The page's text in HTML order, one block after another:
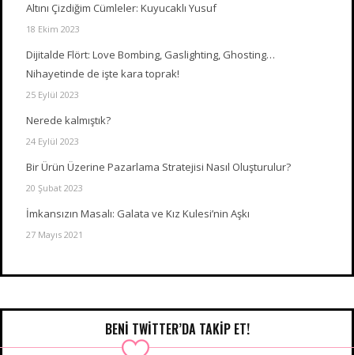
Altını Çizdiğim Cümleler: Kuyucaklı Yusuf
18 Ekim 2023
Dijitalde Flört: Love Bombing, Gaslighting, Ghosting…
Nihayetinde de işte kara toprak!
25 Eylül 2023
Nerede kalmıştık?
24 Eylül 2023
Bir Ürün Üzerine Pazarlama Stratejisi Nasıl Oluşturulur?
20 Şubat 2023
İmkansızın Masalı: Galata ve Kız Kulesi’nin Aşkı
27 Mayıs 2021
BENI TWITTER’DA TAKIP ET!